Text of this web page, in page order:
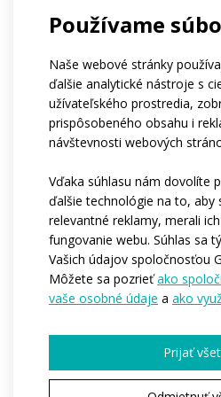
Používame
Naše webové stránky
ďalšie analytické nástroje s
užívateľského prostredia,
prispôsobeného obsahu i
návštevnosti webových
Vďaka súhlasu nám dovolíte
ďalšie technológie na to, aby
relevantné reklamy, merali
fungovanie webu. Súhlas sa
Vašich údajov spoločnosťou
Môžete sa pozrieťako
vaše osobné údaje a ako
Prijať
Amatérskeho tímu
Ničoho z vyššie
Ak patríte do klubu,
názov?
Aký je približný počet
oblečenie vyrábali?*
1-4 5-10 11-50
Kedy by ste potrebovali,
výrobou?*
Ihneď
Počas
Zatíaľ nemám predstavu
Chcete nám povedať